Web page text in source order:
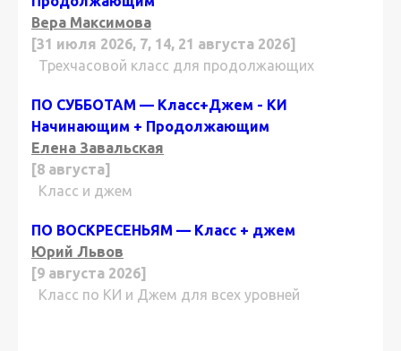
Вера Максимова
[31 июля 2026, 7, 14, 21 августа 2026]
Трехчасовой класс для продолжающих
ПО СУББОТАМ — Класс+Джем - КИ
Начинающим + Продолжающим
Елена Завальская
[8 августа]
Класс и джем
ПО ВОСКРЕСЕНЬЯМ — Класс + джем
Юрий Львов
[9 августа 2026]
Класс по КИ и Джем для всех уровней